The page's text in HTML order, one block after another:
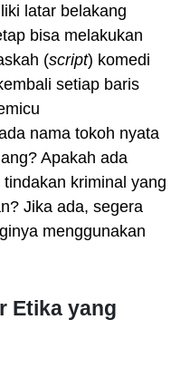
latar belakang
bisa melakukan
(script) komedi
setiap baris
nama tokoh nyata
Apakah ada
kriminal yang
Jika ada, segera
menggunakan
Etika yang